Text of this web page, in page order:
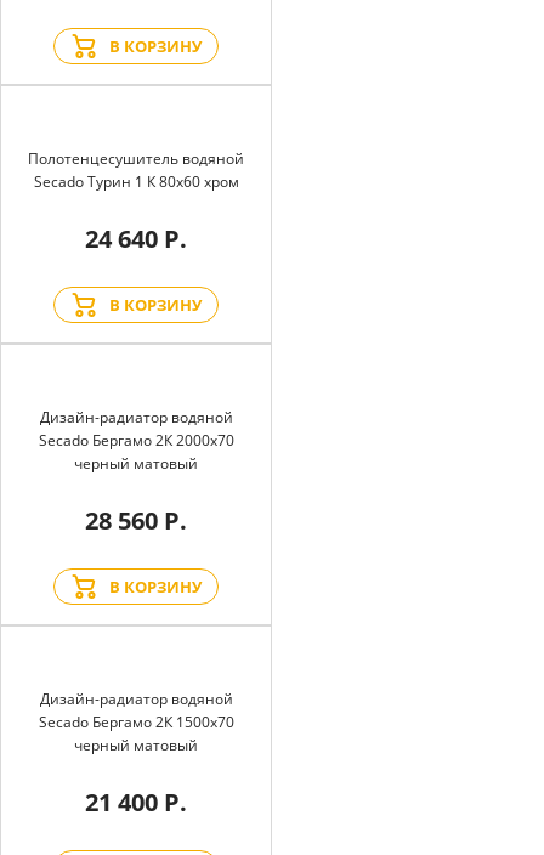
В КОРЗИНУ
Полотенцесушитель водяной
Secado Турин 1 К 80x60 хром
24 640 Р.
В КОРЗИНУ
Дизайн-радиатор водяной
Secado Бергамо 2К 2000x70
черный матовый
28 560 Р.
В КОРЗИНУ
Дизайн-радиатор водяной
Secado Бергамо 2К 1500x70
черный матовый
21 400 Р.